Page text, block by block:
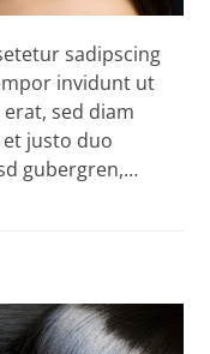
sadipscing
invidunt ut
sed diam
justo duo
gubergren,…